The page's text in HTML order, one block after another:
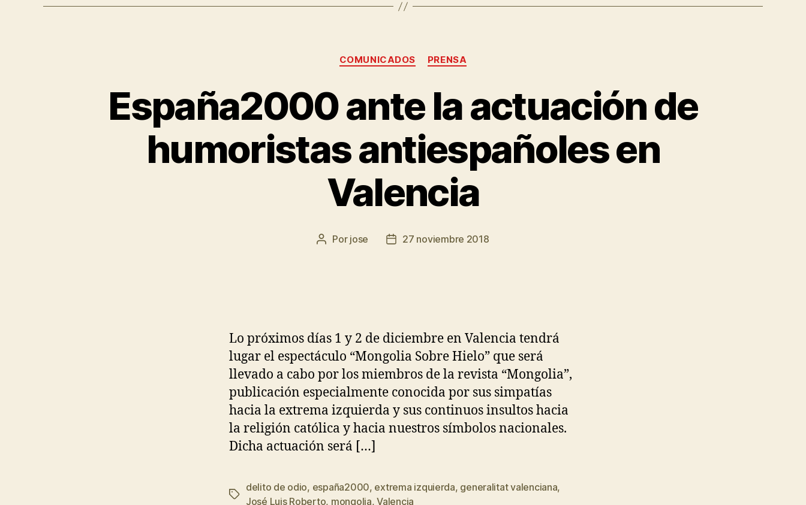
COMUNICADOS PRENSA
España2000 ante la actuación de
humoristas antiespañoles en
Valencia
Por jose 27 noviembre 2018
Lo próximos días 1 y 2 de diciembre en Valencia tendrá
lugar el espectáculo “Mongolia Sobre Hielo” que será
llevado a cabo por los miembros de la revista “Mongolia”,
publicación especialmente conocida por sus simpatías
hacia la extrema izquierda y sus continuos insultos hacia
la religión católica y hacia nuestros símbolos nacionales.
Dicha actuación será […]
delito de odio, españa2000, extrema izquierda, generalitat valenciana,
José Luis Roberto, mongolia,Valencia